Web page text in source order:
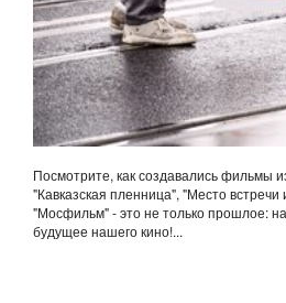
Посмотрите, как создавались фильмы
"Кавказская пленница", "Место
"Мосфильм" - это не только прошлое:
будущее нашего кино!...